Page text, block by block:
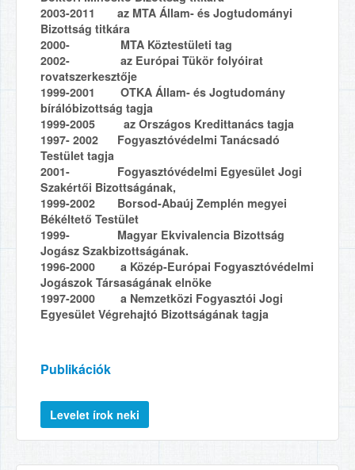
2003-2011 az MTA Állam- és Jogtudományi
Bizottság titkára
2000- MTA Köztestületi tag
2002- az Európai Tükör folyóirat
rovatszerkesztője
1999-2001 OTKA Állam- és Jogtudomány
bírálóbizottság tagja
1999-2005 az Országos Kredittanács tagja
1997- 2002 Fogyasztóvédelmi Tanácsadó
Testület tagja
2001- Fogyasztóvédelmi Egyesület Jogi
Szakértői Bizottságának,
1999-2002 Borsod-Abaúj Zemplén megyei
Békéltető Testület
1999- Magyar Ekvivalencia Bizottság
Jogász Szakbizottságának.
1996-2000 a Közép-Európai Fogyasztóvédelmi
Jogászok Társaságának elnöke
1997-2000 a Nemzetközi Fogyasztói Jogi
Egyesület Végrehajtó Bizottságának tagja
Publikációk